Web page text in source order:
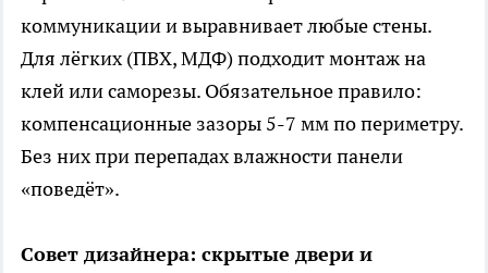
коммуникации и выравнивает любые стены.
Для лёгких (ПВХ, МДФ) подходит монтаж на
клей или саморезы. Обязательное правило:
компенсационные зазоры 5-7 мм по периметру.
Без них при перепадах влажности панели
«поведёт».
Совет дизайнера: скрытые двери и